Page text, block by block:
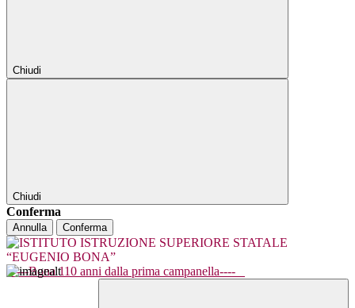
Chiudi
Chiudi
Conferma
Annulla Conferma
----Bona 110 anni dalla prima campanella----